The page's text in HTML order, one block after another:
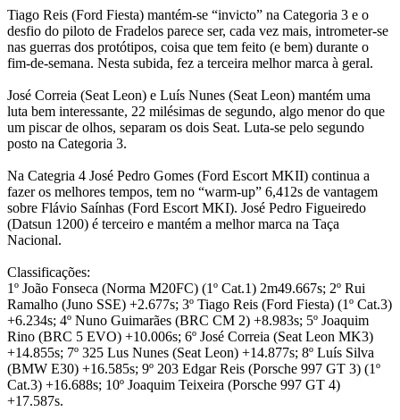
Tiago Reis (Ford Fiesta) mantém-se “invicto” na Categoria 3 e o
desfio do piloto de Fradelos parece ser, cada vez mais, intrometer-se
nas guerras dos protótipos, coisa que tem feito (e bem) durante o
fim-de-semana. Nesta subida, fez a terceira melhor marca à geral.
José Correia (Seat Leon) e Luís Nunes (Seat Leon) mantém uma
luta bem interessante, 22 milésimas de segundo, algo menor do que
um piscar de olhos, separam os dois Seat. Luta-se pelo segundo
posto na Categoria 3.
Na Categria 4 José Pedro Gomes (Ford Escort MKII) continua a
fazer os melhores tempos, tem no “warm-up” 6,412s de vantagem
sobre Flávio Saínhas (Ford Escort MKI). José Pedro Figueiredo
(Datsun 1200) é terceiro e mantém a melhor marca na Taça
Nacional.
Classificações:
1º João Fonseca (Norma M20FC) (1º Cat.1) 2m49.667s; 2º Rui
Ramalho (Juno SSE) +2.677s; 3º Tiago Reis (Ford Fiesta) (1º Cat.3)
+6.234s; 4º Nuno Guimarães (BRC CM 2) +8.983s; 5º Joaquim
Rino (BRC 5 EVO) +10.006s; 6º José Correia (Seat Leon MK3)
+14.855s; 7º 325 Lus Nunes (Seat Leon) +14.877s; 8º Luís Silva
(BMW E30) +16.585s; 9º 203 Edgar Reis (Porsche 997 GT 3) (1º
Cat.3) +16.688s; 10º Joaquim Teixeira (Porsche 997 GT 4)
+17.587s.